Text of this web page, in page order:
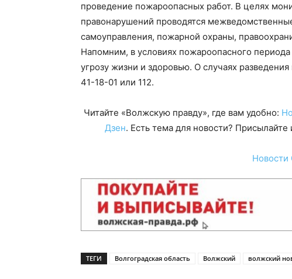
проведение пожароопасных работ. В целях
правонарушений проводятся
самоуправления, пожарной охраны,
Напомним, в условиях пожароопасного
угрозу жизни и здоровью. О случаях
41-18-01 или 112.
Читайте «Волжскую правду», где вам удобно:
Дзен. Есть тема для новости?
ТЕГИ Волгоградская область Волжский волжский